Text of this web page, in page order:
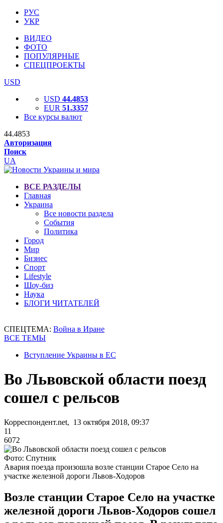
РУС
УКР
ВИДЕО
ФОТО
ПОПУЛЯРНЫЕ
СПЕЦПРОЕКТЫ
USD
USD 44.4853
EUR 51.3357
Все курсы валют
44.4853
Авторизация
Поиск
UA
ВСЕ РАЗДЕЛЫ
Главная
Украина
Все новости раздела
События
Политика
Город
Мир
Бизнес
Спорт
Lifestyle
Шоу-биз
Наука
БЛОГИ ЧИТАТЕЛЕЙ
СПЕЦТЕМА: Война в Иране
ВСЕ ТЕМЫ
Вступление Украины в ЕС
Во Львовской области поезд
сошел с рельсов
Корреспондент.net, 13 октября 2018, 09:37
11
6072
Фото: Спутник
Авария поезда произошла возле станции Старое Cело на
участке железной дороги Львов-Ходоров
Возле станции Старое Село на участке
железной дороги Львов-Ходоров сошел